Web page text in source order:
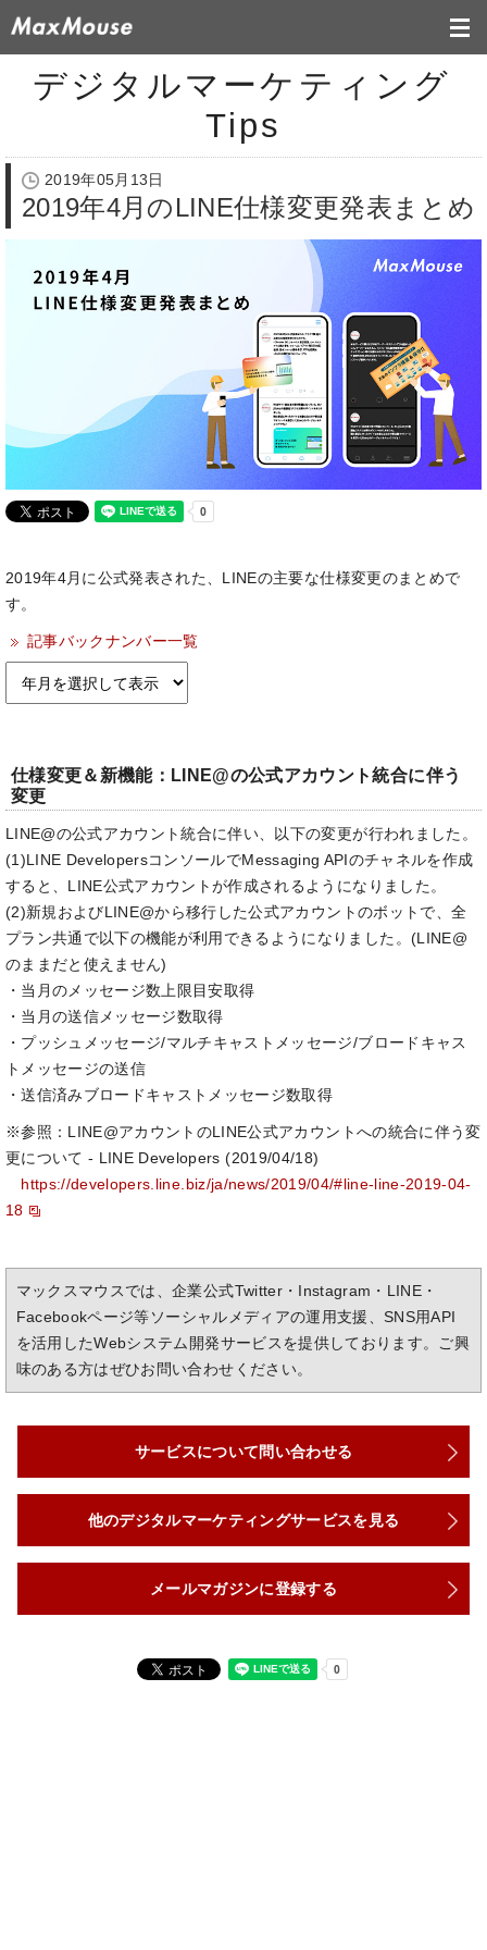
デジタルマーケティング
Tips
2019年05月13日
2019年4月のLINE仕様変更発表まとめ
2019年4月に公式発表された、LINEの主要な仕様変更のまとめで
す。
記事バックナンバー一覧
仕様変更＆新機能：LINE@の公式アカウント統合に伴う
変更
LINE@の公式アカウント統合に伴い、以下の変更が行われました。
(1)LINE DevelopersコンソールでMessaging APIのチャネルを作成
すると、LINE公式アカウントが作成されるようになりました。
(2)新規およびLINE@から移行した公式アカウントのボットで、全
プラン共通で以下の機能が利用できるようになりました。(LINE@
のままだと使えません)
・当月のメッセージ数上限目安取得
・当月の送信メッセージ数取得
・プッシュメッセージ/マルチキャストメッセージ/ブロードキャス
トメッセージの送信
・送信済みブロードキャストメッセージ数取得
※参照：LINE@アカウントのLINE公式アカウントへの統合に伴う変
更について - LINE Developers (2019/04/18)
https://developers.line.biz/ja/news/2019/04/#line-line-2019-04-
18
マックスマウスでは、企業公式Twitter・Instagram・LINE・
Facebookページ等ソーシャルメディアの運用支援、SNS用API
を活用したWebシステム開発サービスを提供しております。ご興
味のある方はぜひお問い合わせください。
サービスについて問い合わせる
他のデジタルマーケティングサービスを見る
メールマガジンに登録する